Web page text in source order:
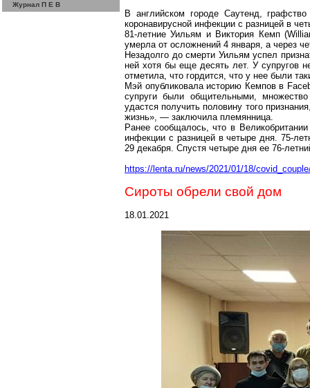
Журнал П Е В
В английском городе Саутенд,
коронавирусной инфекции с разницей в
81-летние Уильям и Виктория Кемп(
умерла от осложнений 4 января, а через
Незадолго до смерти Уильям успел
ней хотя бы еще десять лет. У супругов
отметила, что гордится, что у нее были
Мэй опубликовала историю Кемповв
супруги были общительными,
удастся получить половину того
жизнь», — заключила племянница.
Ранее сообщалось, что в
инфекции c разницей в четыре дня. 75-
29 декабря. Спустя четыре дня ее 76-
https://lenta.ru/news/2021/01/18/
Сироты обрели свой дом
18.01.2021